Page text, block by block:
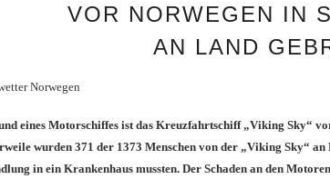
VOR NORWEGEN IN
AN LAND
eines Motorschiffes ist das Kreuzfahrtschiff „Viking Sky“
wurden 371 der 1373 Menschen von der „Viking Sky“
in ein Krankenhaus mussten. Der Schaden an den